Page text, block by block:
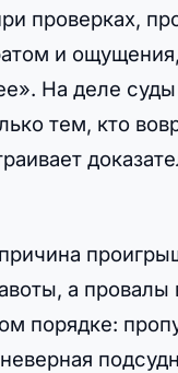
проверках,
и
На деле
тем, кто
а провалы
порядке: